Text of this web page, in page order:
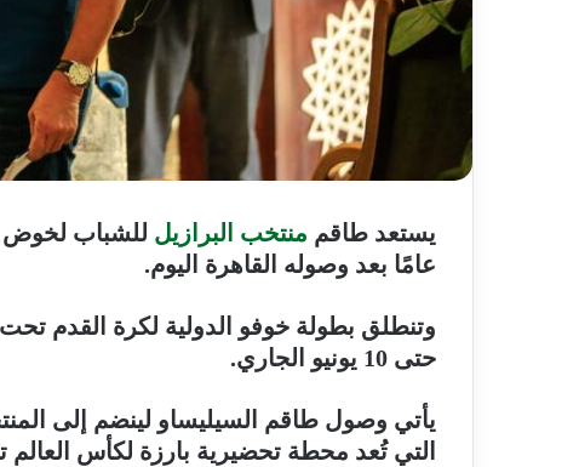
يستعد طاقم منتخب البرازيل للشباب لخوض
عامًا بعد وصوله القاهرة اليوم.
حتى 10 يونيو الجاري.
يأتي وصول طاقم السيليساو لينضم إلى